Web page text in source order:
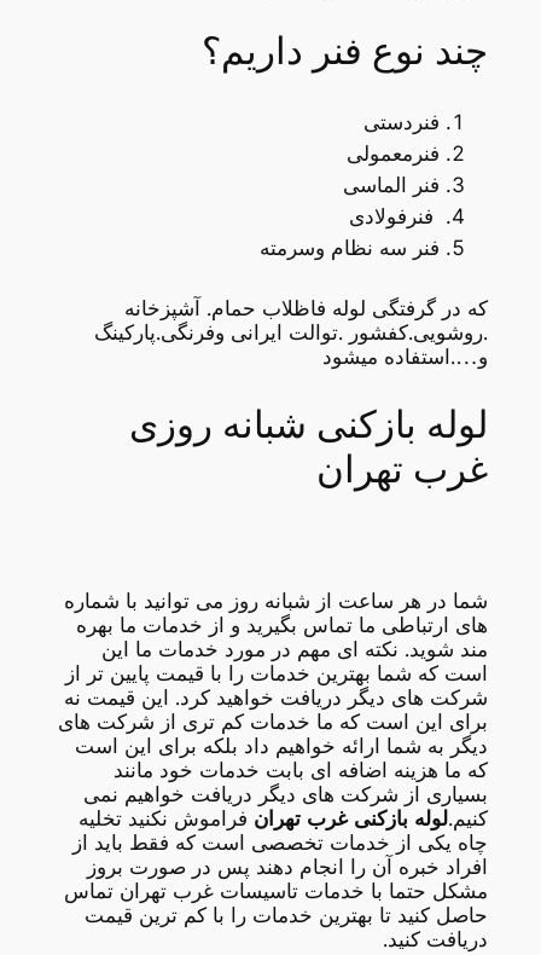
چند نوع فنر داریم؟
فنردستی
فنرمعمولی
فنر الماسی
فنرفولادی
فنر سه نظام وسرمته
که در گرفتگی لوله فاظلاب حمام. آشپزخانه
.روشویی.کفشور .توالت ایرانی وفرنگی.پارکینگ
و….استفاده میشود
لوله بازکنی شبانه روزی
غرب تهران
شما در هر ساعت از شبانه روز می توانید با شماره
های ارتباطی ما تماس بگیرید و از خدمات ما بهره
مند شوید. نکته ای مهم در مورد خدمات ما این
است که شما بهترین خدمات را با قیمت پایین تر از
شرکت های دیگر دریافت خواهید کرد. این قیمت نه
برای این است که ما خدمات کم تری از شرکت های
دیگر به شما ارائه خواهیم داد بلکه برای این است
که ما هزینه اضافه ای بابت خدمات خود مانند
بسیاری از شرکت های دیگر دریافت خواهیم نمی
کنیم.لوله بازکنی غرب تهران فراموش نکنید تخلیه
چاه یکی از خدمات تخصصی است که فقط باید از
افراد خبره آن را انجام دهند پس در صورت بروز
مشکل حتما با خدمات تاسیسات غرب تهران تماس
حاصل کنید تا بهترین خدمات را با کم ترین قیمت
دریافت کنید.